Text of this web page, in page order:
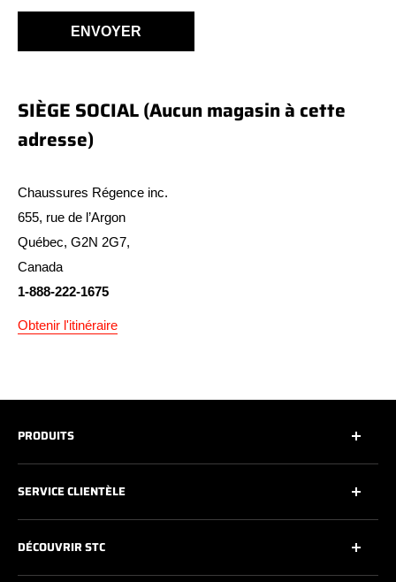
ENVOYER
SIÈGE SOCIAL (Aucun magasin à cette
adresse)
Chaussures Régence inc.
655, rue de l’Argon
Québec, G2N 2G7,
Canada
1-888-222-1675
Obtenir l'itinéraire
PRODUITS
Toutes les chaussures de sécurité
Souliers de travail athlétiques
SERVICE CLIENTÈLE
Entretien des chaussures
DÉCOUVRIR STC